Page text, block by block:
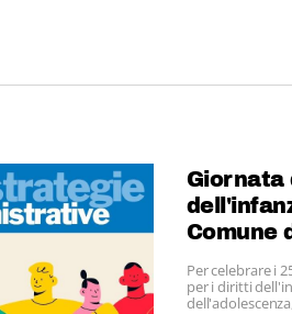
Giornata
Comune
Per celebrare i
per i diritti